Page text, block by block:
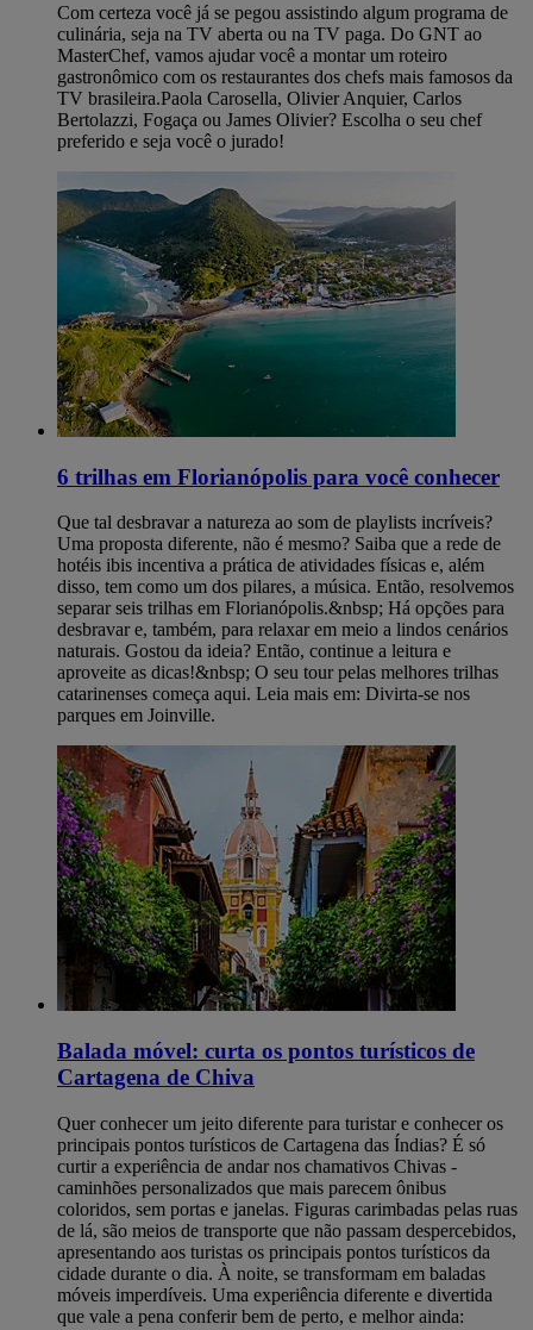
Com certeza você já se pegou assistindo algum programa de
culinária, seja na TV aberta ou na TV paga. Do GNT ao
MasterChef, vamos ajudar você a montar um roteiro
gastronômico com os restaurantes dos chefs mais famosos da
TV brasileira.Paola Carosella, Olivier Anquier, Carlos
Bertolazzi, Fogaça ou James Olivier? Escolha o seu chef
preferido e seja você o jurado!
6 trilhas em Florianópolis para você conhecer
Que tal desbravar a natureza ao som de playlists incríveis?
Uma proposta diferente, não é mesmo? Saiba que a rede de
hotéis ibis incentiva a prática de atividades físicas e, além
disso, tem como um dos pilares, a música. Então, resolvemos
separar seis trilhas em Florianópolis.&nbsp; Há opções para
desbravar e, também, para relaxar em meio a lindos cenários
naturais. Gostou da ideia? Então, continue a leitura e
aproveite as dicas!&nbsp; O seu tour pelas melhores trilhas
catarinenses começa aqui. Leia mais em: Divirta-se nos
parques em Joinville.
Balada móvel: curta os pontos turísticos de
Cartagena de Chiva
Quer conhecer um jeito diferente para turistar e conhecer os
principais pontos turísticos de Cartagena das Índias? É só
curtir a experiência de andar nos chamativos Chivas -
caminhões personalizados que mais parecem ônibus
coloridos, sem portas e janelas. Figuras carimbadas pelas ruas
de lá, são meios de transporte que não passam despercebidos,
apresentando aos turistas os principais pontos turísticos da
cidade durante o dia. À noite, se transformam em baladas
móveis imperdíveis. Uma experiência diferente e divertida
que vale a pena conferir bem de perto, e melhor ainda: